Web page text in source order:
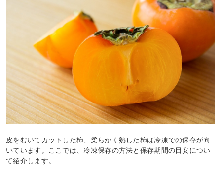
皮をむいてカットした柿、柔らかく熟した柿は冷凍での保存が向
いています。ここでは、冷凍保存の方法と保存期間の目安につい
て紹介します。